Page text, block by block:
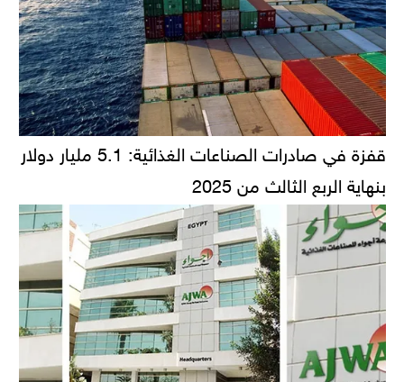
قفزة في صادرات الصناعات الغذائية: 5.1 مليار دولار
بنهاية الربع الثالث من 2025